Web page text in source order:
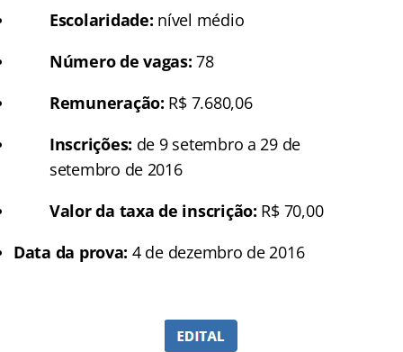
Escolaridade: nível médio
Número de vagas: 78
Remuneração: R$ 7.680,06
Inscrições: de 9 setembro a 29 de
setembro de 2016
Valor da taxa de inscrição: R$ 70,00
Data da prova: 4 de dezembro de 2016